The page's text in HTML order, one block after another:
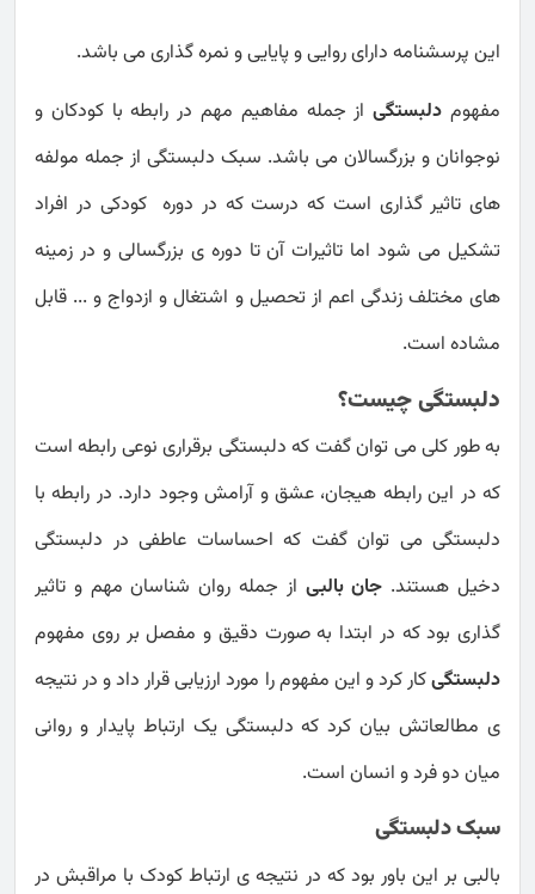
این پرسشنامه دارای روایی و پایایی و نمره گذاری می باشد.
مفهوم دلبستگیاز جمله مفاهیم مهم در رابطه با کودکان و
نوجوانان و بزرگسالان می باشد. سبک دلبستگی از جمله مولفه
های تاثیر گذاری است که درست که در دوره کودکی در افراد
تشکیل می شود اما تاثیرات آن تا دوره ی بزرگسالی و در زمینه
های مختلف زندگی اعم از تحصیل و اشتغال و ازدواج و ... قابل
مشاده است.
دلبستگی چیست؟
به طور کلی می توان گفت که دلبستگی برقراری نوعی رابطه است
که در این رابطه هیجان، عشق و آرامش وجود دارد. در رابطه با
دلبستگی می توان گفت که احساسات عاطفی در دلبستگی
دخیل هستند. جان بالبی از جمله روان شناسان مهم و تاثیر
گذاری بود که در ابتدا به صورت دقیق و مفصل بر روی مفهوم
دلبستگیکار کرد و این مفهوم را مورد ارزیابی قرار داد و در نتیجه
ی مطالعاتش بیان کرد که دلبستگی یک ارتباط پایدار و روانی
میان دو فرد و انسان است.
سبک دلبستگی
بالبی بر این باور بود که در نتیجه ی ارتباط کودک با مراقبش در